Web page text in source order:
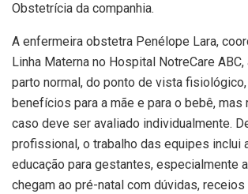
Obstetrícia da companhia.
A enfermeira obstetra Penélope Lara,
Linha Materna no Hospital NotreCare ABC,
parto normal, do ponto de vista
benefícios para a mãe e para o bebê, mas
caso deve ser avaliado individualmente.
profissional, o trabalho das equipes inclui
educação para gestantes, especialmente
chegam ao pré-natal com dúvidas,